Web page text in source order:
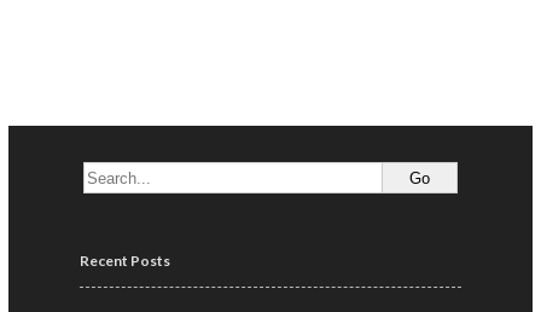
Recent Posts